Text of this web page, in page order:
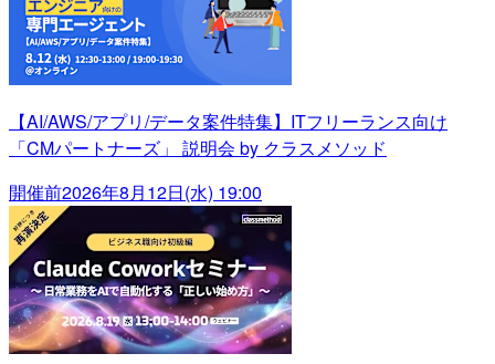
【AI/AWS/アプリ/データ案件特集】ITフリーランス向け
「CMパートナーズ」 説明会 by クラスメソッド
開催前2026年8月12日(水) 19:00